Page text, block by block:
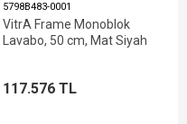
5798B483-0001
VitrA Frame Monoblok
Lavabo, 50 cm, Mat Siyah
117.576 TL